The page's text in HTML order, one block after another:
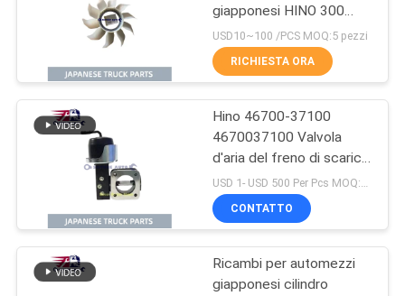
PRIVACY
POLICYHino 500 parti
185
76
giapponesi HINO 300
DUTRO N04CT N04C
OEM 16361-78100
USD10~100 /PCS MOQ:5 pezzi
RICHIESTA ORA
Hino 46700-37100
4670037100 Valvola
d'aria del freno di scarico
per HINO 300
DUTRO/DYNA OEM
S4670-037100 Ricambi
CONTATTO
Ricambi per automezzi
giapponesi cilindro